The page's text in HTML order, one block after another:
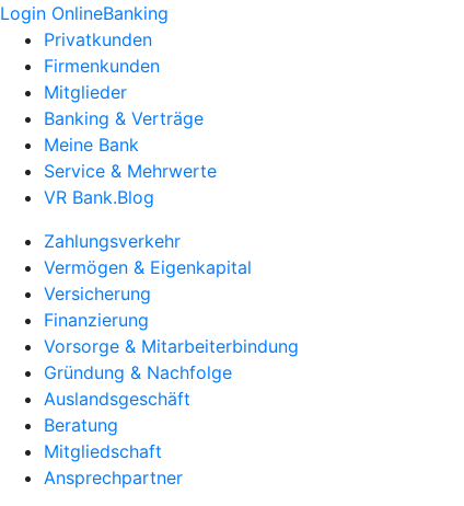
Login OnlineBanking
Privatkunden
Firmenkunden
Mitglieder
Banking & Verträge
Meine Bank
Service & Mehrwerte
VR Bank.Blog
Zahlungsverkehr
Vermögen & Eigenkapital
Versicherung
Finanzierung
Vorsorge & Mitarbeiterbindung
Gründung & Nachfolge
Auslandsgeschäft
Beratung
Mitgliedschaft
Ansprechpartner